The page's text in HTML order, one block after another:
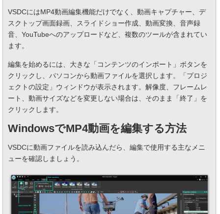
VSDCにはMP4動画編集機能だけでなく、動画キャプチャー、デ
スクトップ画面録画、スライドショー作成、動画変換、音声録
音、YouTubeへのアップロードなど、複数のツールが含まれてい
ます。
編集を始めるには、大きな「コンテンツのインポート」ボタンを
クリックし、パソコンから動画ファイルを選択します。「プロジ
ェクトの設定」ウィンドウが表示されます。解像度、フレームレ
ート、動画サイズなどを変更しない場合は、そのまま「終了」を
クリックします。
WindowsでMP4動画を編集する方法
VSDCに動画ファイルを読み込んだら、編集で使用する主なメニ
ューを確認しましょう。